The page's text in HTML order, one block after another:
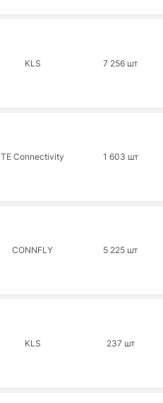
KLS 7 256 шт
TE Connectivity 1 603 шт
CONNFLY 5 225 шт
KLS 237 шт